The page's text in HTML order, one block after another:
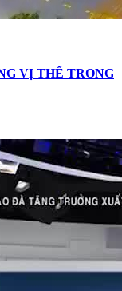
VỊ THẾ TRONG